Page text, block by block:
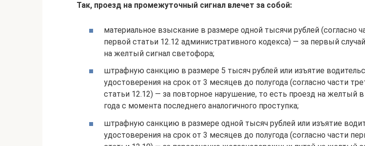
Так, проезд на промежуточный сигнал влечет за собой:
материальное взыскание в размере одной тысячи рублей (согласно
первой статьи 12.12 административного кодекса) — за первый
на желтый сигнал светофора;
штрафную санкцию в размере 5 тысяч рублей или изъятие
удостоверения на срок от 3 месяцев до полугода (согласно части
статьи 12.12) — за повторное нарушение, то есть проезд на желтый в
года с момента последнего аналогичного проступка;
штрафную санкцию в размере одной тысяч рублей или изъятие
удостоверения на срок от 3 месяцев до полугода (согласно части